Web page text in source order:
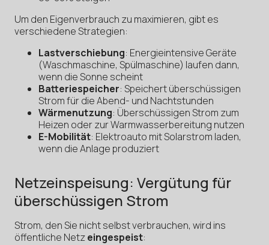
Um den Eigenverbrauch zu maximieren, gibt es
verschiedene Strategien:
Lastverschiebung: Energieintensive Geräte
(Waschmaschine, Spülmaschine) laufen dann,
wenn die Sonne scheint
Batteriespeicher: Speichert überschüssigen
Strom für die Abend- und Nachtstunden
Wärmenutzung: Überschüssigen Strom zum
Heizen oder zur Warmwasserbereitung nutzen
E-Mobilität: Elektroauto mit Solarstrom laden,
wenn die Anlage produziert
Netzeinspeisung: Vergütung für
überschüssigen Strom
Strom, den Sie nicht selbst verbrauchen, wird ins
öffentliche Netzeingespeist: